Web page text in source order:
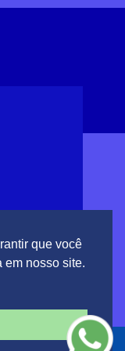
que você
em nosso site.